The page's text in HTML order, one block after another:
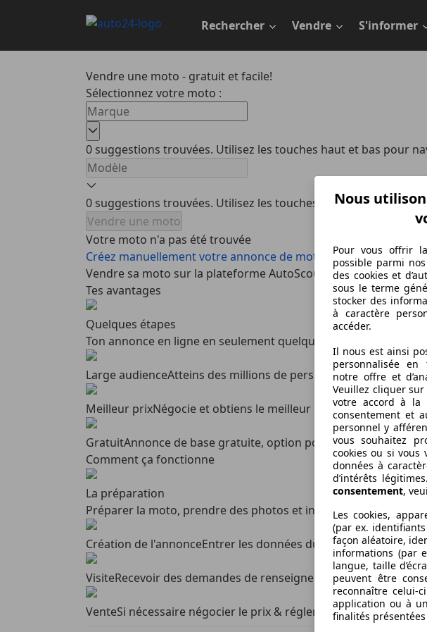
Rechercher Vendre S'informer
Vendre une moto - gratuit et facile!
Sélectionnez votre moto :
0 suggestions trouvées. Utilisez les touches haut et bas pour
0 suggestions trouvées. Utilisez les touches haut et bas pour
Vendre une moto
Votre moto n'a pas été trouvée
Créez manuellement votre annonce de moto
Vendre sa moto sur la plateforme AutoScout24
Tes avantages
Quelques étapes
Ton annonce en ligne en seulement quelques minutes
Large audienceAtteins des millions de personnes intéressées
Meilleur prixNégocie et obtiens le meilleur prix
GratuitAnnonce de base gratuite, option pour un meilleur
Comment ça fonctionne
La préparation
Préparer la moto, prendre des photos et informer sur le prix
Création de l'annonceEntrer les données du véhicule et placer
VisiteRecevoir des demandes de renseignements et organiser
VenteSi nécessaire négocier le prix & régler le contrat de vente
Nous
Pour vous offrir
possible parmi
des cookies et
sous le terme
stocker des
à caractère
accéder.
Il nous est ainsi
personnalisée en
notre offre et
Veuillez cliquer
votre accord à la
consentement et
personnel y
vous souhaitez
cookies ou si vous
données à
d’intérêts
consentement,
Les cookies,
(par ex.
façon aléatoire,
informations (par
langue, taille
peuvent être
reconnaître celui-
application ou à
finalités